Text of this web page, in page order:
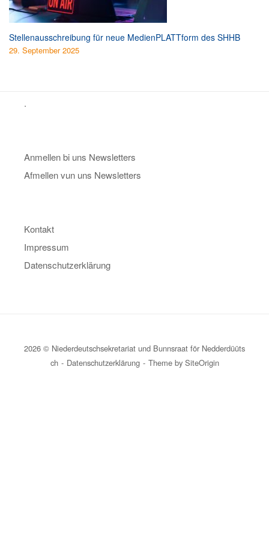
Stellenausschreibung für neue MedienPLATTform des SHHB
29. September 2025
.
Anmellen bi uns Newsletters
Afmellen vun uns Newsletters
Kontakt
Impressum
Datenschutzerklärung
2026 © Niederdeutschsekretariat und Bunnsraat för Nedderdüüts
ch
Datenschutzerklärung Theme by SiteOrigin